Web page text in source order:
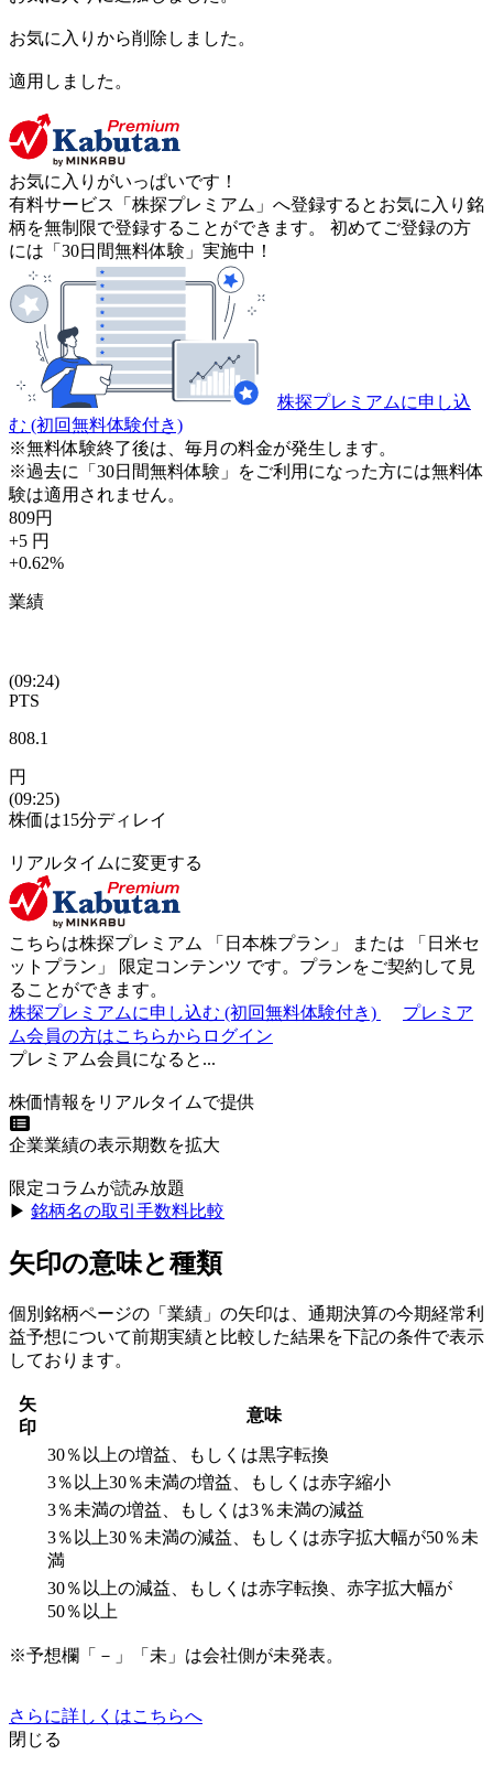
お気に入りから削除しました。
適用しました。
お気に入りがいっぱいです！
有料サービス「株探プレミアム」へ登録するとお気に入り銘
柄を無制限で登録することができます。 初めてご登録の方
には「30日間無料体験」実施中！
株探プレミアムに申し込
む (初回無料体験付き)
※無料体験終了後は、毎月の料金が発生します。
※過去に「30日間無料体験」をご利用になった方には無料体
験は適用されません。
809円
+5 円
+0.62%
業績
(09:24)
PTS
808.1
円
(09:25)
株価は15分ディレイ
リアルタイムに変更する
こちらは株探プレミアム 「 日本株プラン 」 または 「 日米セ
ットプラン 」 限定コンテンツ です。プランをご契約して見
ることができます。
株探プレミアムに申し込む (初回無料体験付き)
プレミア
ム会員の方はこちらからログイン
プレミアム会員になると...
株価情報をリアルタイムで提供
企業業績の表示期数を拡大
限定コラムが読み放題
▶︎ 銘柄名の取引手数料比較
矢印の意味と種類
個別銘柄ページの「業績」の矢印は、通期決算の今期経常利
益予想について前期実績と比較した結果を下記の条件で表示
しております。
矢
印
意味
30％以上の増益、もしくは黒字転換
3％以上30％未満の増益、もしくは赤字縮小
3％未満の増益、もしくは3％未満の減益
3％以上30％未満の減益、もしくは赤字拡大幅が50％未
満
30％以上の減益、もしくは赤字転換、赤字拡大幅が
50％以上
※予想欄「－」「未」は会社側が未発表。
さらに詳しくはこちらへ
閉じる